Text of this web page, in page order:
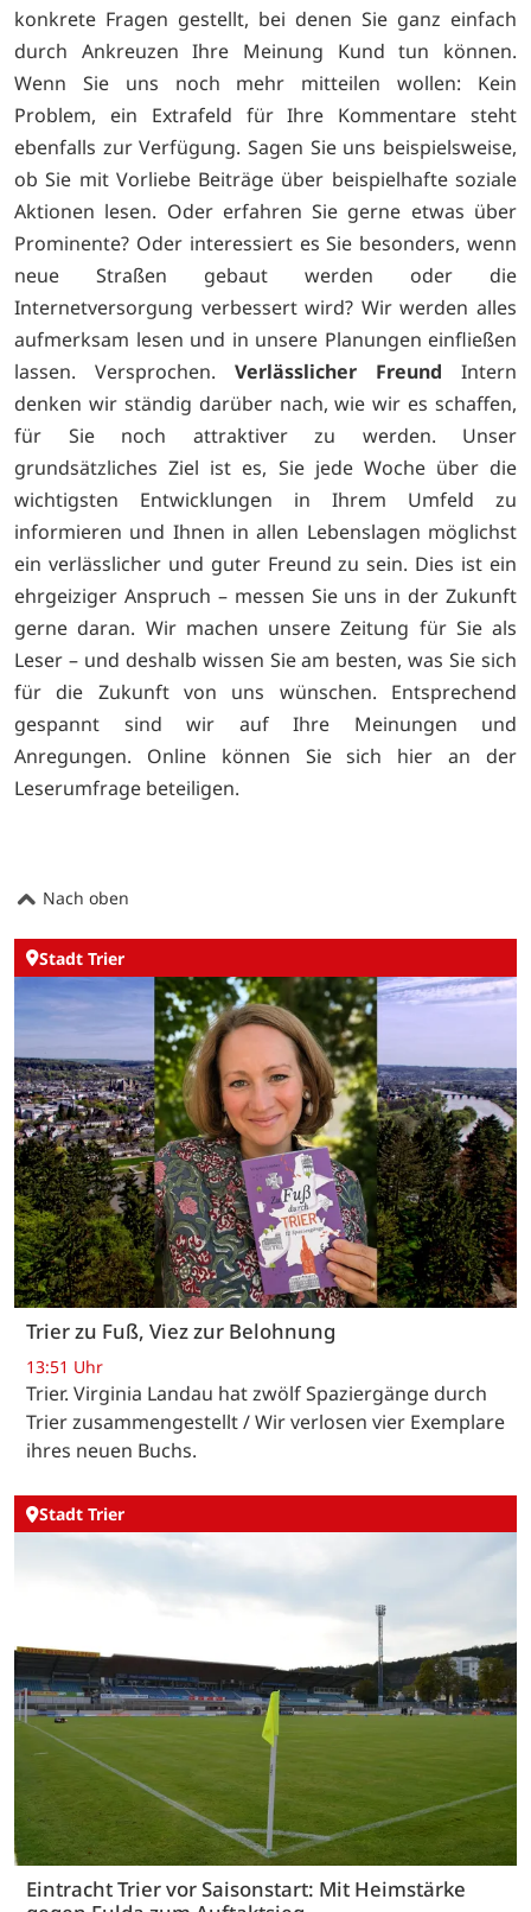
konkrete Fragen gestellt, bei denen Sie ganz einfach
durch Ankreuzen Ihre Meinung Kund tun können.
Wenn Sie uns noch mehr mitteilen wollen: Kein
Problem, ein Extrafeld für Ihre Kommentare steht
ebenfalls zur Verfügung. Sagen Sie uns beispielsweise,
ob Sie mit Vorliebe Beiträge über beispielhafte soziale
Aktionen lesen. Oder erfahren Sie gerne etwas über
Prominente? Oder interessiert es Sie besonders, wenn
neue Straßen gebaut werden oder die
Internetversorgung verbessert wird? Wir werden alles
aufmerksam lesen und in unsere Planungen einfließen
lassen. Versprochen. Verlässlicher Freund Intern
denken wir ständig darüber nach, wie wir es schaffen,
für Sie noch attraktiver zu werden. Unser
grundsätzliches Ziel ist es, Sie jede Woche über die
wichtigsten Entwicklungen in Ihrem Umfeld zu
informieren und Ihnen in allen Lebenslagen möglichst
ein verlässlicher und guter Freund zu sein. Dies ist ein
ehrgeiziger Anspruch – messen Sie uns in der Zukunft
gerne daran. Wir machen unsere Zeitung für Sie als
Leser – und deshalb wissen Sie am besten, was Sie sich
für die Zukunft von uns wünschen. Entsprechend
gespannt sind wir auf Ihre Meinungen und
Anregungen. Online können Sie sich hier an der
Leserumfrage beteiligen.
Nach oben
Stadt Trier
Trier zu Fuß, Viez zur Belohnung
13:51 Uhr
Trier. Virginia Landau hat zwölf Spaziergänge durch
Trier zusammengestellt / Wir verlosen vier Exemplare
ihres neuen Buchs.
Stadt Trier
Eintracht Trier vor Saisonstart: Mit Heimstärke